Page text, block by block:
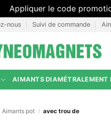
Appliquer le code
nous Suivi de commande
AIMANTS DIAMÉTRALEMENT
Aimants pot / avec trou de